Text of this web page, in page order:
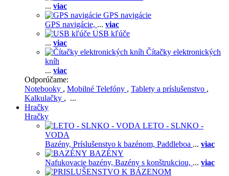
... viac
GPS navigácie
GPS navigácie, ... viac
USB kľúče
... viac
Čítačky elektronických
kníh
... viac
Odporúčame:
Notebooky , Mobilné Telefóny , Tablety a príslušenstvo ,
Kalkulačky , ...
Hračky
Hračky
LETO - SLNKO -
VODA
Bazény, Príslušenstvo k bazénom, Paddleboa ... viac
BAZÉNY
Nafukovacie bazény, Bazény s konštrukciou, ... viac